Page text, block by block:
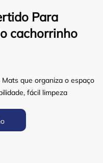
Para
cachorrinho
que organiza o espaço
fácil limpeza